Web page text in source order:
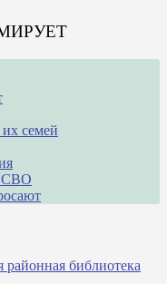
семей
СВО
районная библиотека